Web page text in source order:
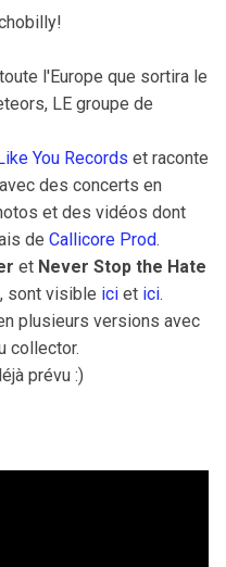
l'Europe que sortira le
LE groupe de
You Records et raconte
des concerts en
et des vidéos dont
de Callicore Prod.
et Never Stop the Hate
sont visible ici et ici.
plusieurs versions avec
collector.
prévu :)